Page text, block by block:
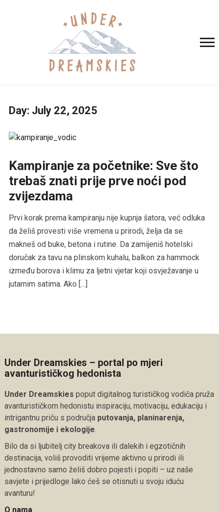
Day: July 22, 2025
Kampiranje za početnike: Sve što
trebaš znati prije prve noći pod
zvijezdama
Prvi korak prema kampiranju nije kupnja šatora, već odluka
da želiš provesti više vremena u prirodi, želja da se
makneš od buke, betona i rutine. Da zamijeniš hotelski
doručak za tavu na plinskom kuhalu, balkon za hammock
između borova i klimu za ljetni vjetar koji osvježavanje u
jutarnim satima. Ako […]
Under Dreamskies – portal po mjeri
avanturističkog hedonista
Under Dreamskies poput digitalnog turističkog vodiča pruža
avanturističkom hedonistu inspiraciju, motivaciju, edukaciju i
intrigantnu priču s područja putovanja, planinarenja,
gastronomije i ekologije
Bilo da si ljubitelj city breakova ili dalekih i egzotičnih
destinacija, voliš provoditi vrijeme aktivno u prirodi ili
jednostavno samo želiš dobro pojesti i popiti – uz naše
savjete i prijedloge lako ćeš se otisnuti u svoju iduću
avanturu!
O nama